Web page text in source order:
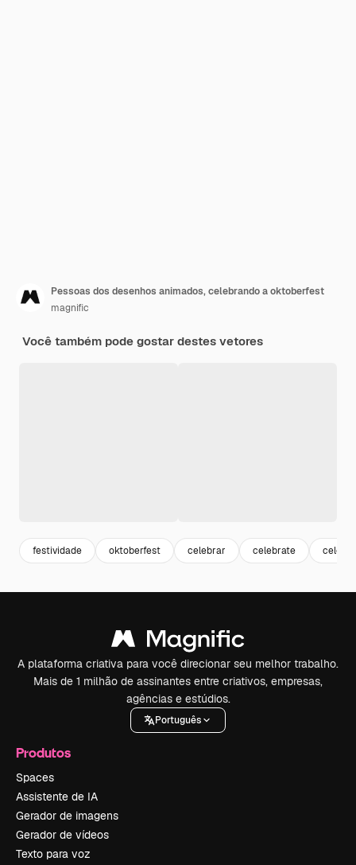
Pessoas dos desenhos animados, celebrando a oktoberfest
magnific
Você também pode gostar destes vetores
festividade oktoberfest celebrar celebrate
A plataforma criativa para você direcionar seu melhor trabalho.
Mais de 1 milhão de assinantes entre criativos, empresas,
agências e estúdios.
Português
Produtos
Spaces
Assistente de IA
Gerador de imagens
Gerador de vídeos
Texto para voz